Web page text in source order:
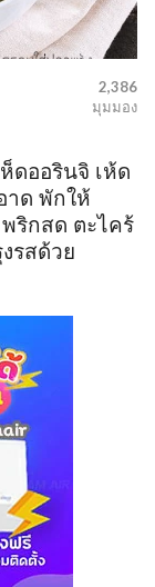
2,386
มุมมอง
ดออรินจิ เห้ด
าด พักให้
ริกสด ตะไคร้
รสด้วย